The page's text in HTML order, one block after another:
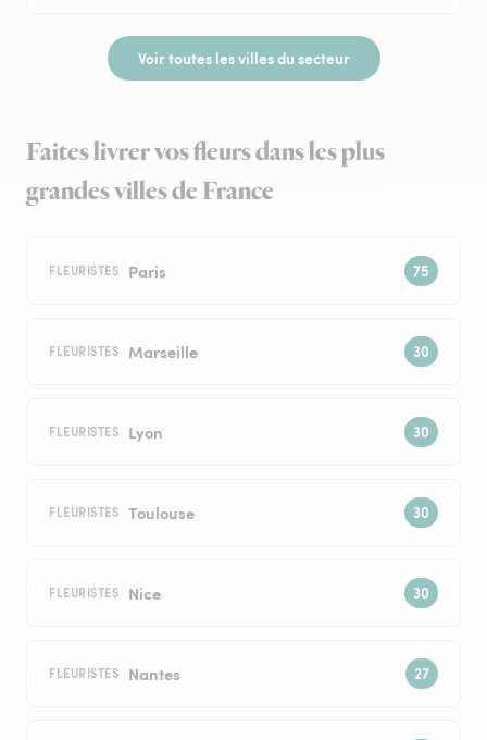
Voir toutes les villes du secteur
Faites livrer vos fleurs dans les plus
grandes villes de France
FLEURISTES Paris
FLEURISTES Marseille
FLEURISTES Lyon
FLEURISTES Toulouse
FLEURISTES Nice
FLEURISTES Nantes